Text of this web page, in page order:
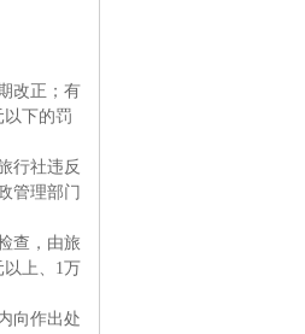
改正；有
以下的罚
行社违反
管理部门
查，由旅
以上、1万
向作出处